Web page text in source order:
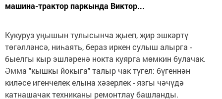
машина-трактор паркында Виктор...
Кукуруз уңышын тулысынча җыеп, җир эшкәртү
төгәлләнсә, ниһаять, бераз иркен сулыш алырга -
быелгы кыр эшләренә нокта куярга мөмкин булачак.
Әмма "кышкы йокыга" талыр чак түгел: бүгеннән
киләсе игенчелек елына хәзерлек - язгы чәчүдә
катнашачак техниканы ремонтлау башланды.